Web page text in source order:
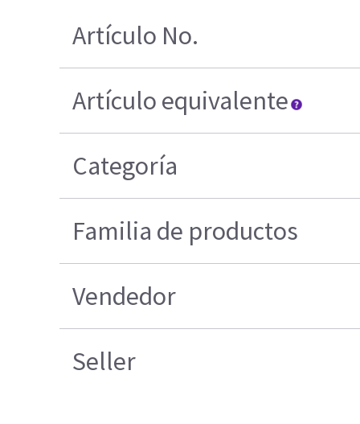
Artículo No.
Artículo equivalente
Categoría
Familia de productos
Vendedor
Seller